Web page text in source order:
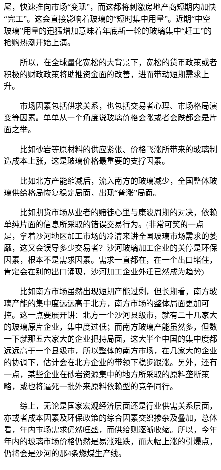
尾，快速推向市场“变现”，而这都将刺激房地产商短期内加快
“完工”。这会直接影响着玻璃的“短时集中用量”。近期“中空
玻璃”用量的迅猛增加意味着年底新一轮的玻璃集中“赶工”的
抢购热潮开始上演。
所以，在全球量化宽松的大背景下，宽松的货币政策或者
积极的财政政策将助推资金面的改善，进而带动短期需求上
升。
市场因素包括供求关系，也包括交易者心理、市场格局演
变等因素。单单从一个角度说玻璃价格会涨或者会跌都会是片
面之举。
比如砂岩等原材料的供应紧张、价格飞涨所带来的玻璃制
造成本上涨，这是玻璃价格最重要的支撑因素。
比如北方产能缩减后，流入南方的玻璃减少，全国整体玻
璃供给格局恢复稳定局面，出现“普涨”局面。
比如期货市场从业者的赌徒心里与康波周期的对决，依赖
单纯片面的信息所采取的错误交易行为。(非常可笑的一点
是，拿着沙河地区加工市场的冷清来讲全国玻璃市场需求的萎
靡，这又会误导多少交易者？沙河玻璃加工企业的关停是环保
因素，根本不是需求因素。需求一直都在，在一个出口堵住，
肯定会在别的出口涌现，沙河加工企业外迁已然成为趋势)
比如南方市场虽然出现短期产能过剩，但长期看，南方玻
璃产能的集中度远远高于北方，南方市场的整体局面更加可
控。这一点要展开讲：北方一个沙河县级市，就有二十几家大
的玻璃原片企业，集中度过低；而南方玻璃产能虽然多，但数
一下就那五六家大的企业把持局面，这大半个中国的集中度都
远远高于一个县级市，所以整体的南方市场，在几家大的企业
的协调下，估计会在北方企业的带领下稳步跟涨。另外，还有
一点，某些企业在砂岩资源集中的地方所采取的原料垄断策
略，或也将逼死一批外来原料依赖型的竞争同行。
综上，无论是国家宏观经济层面还是行业供需关系层面，
亦或者成本因素及环保政策的综合因素交织掺杂及叠加，总体
看，年内市场需求仍然旺盛，而供给则逐渐收缩。所以，今年
年内的玻璃市场价格仍然是易涨难跌，而大幅上涨的引爆点，
仍将会是沙河的那4条燃煤生产线。